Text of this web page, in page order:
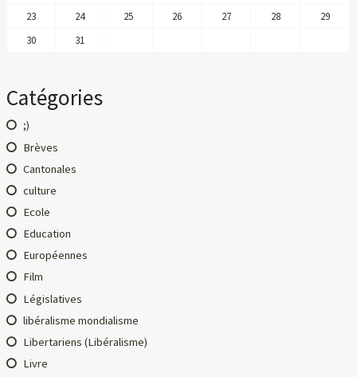
23
24 25 26 27 28
29
30
31
Catégories
;)
Brèves
Cantonales
culture
Ecole
Education
Européennes
Film
Législatives
libéralisme mondialisme
Libertariens (Libéralisme)
Livre